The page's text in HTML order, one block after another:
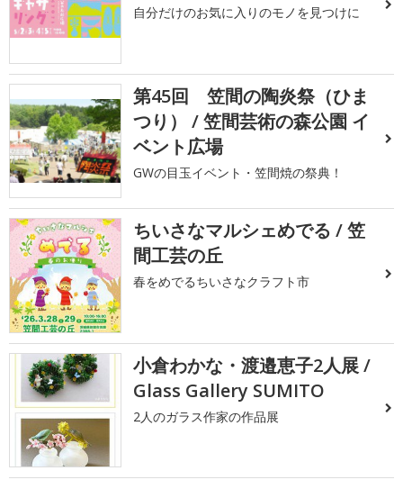
自分だけのお気に入りのモノを見つけに
第45回 笠間の陶炎祭（ひま
つり） / 笠間芸術の森公園 イ
ベント広場
GWの目玉イベント・笠間焼の祭典！
ちいさなマルシェめでる / 笠
間工芸の丘
春をめでるちいさなクラフト市
小倉わかな・渡邉恵子2人展 /
Glass Gallery SUMITO
2人のガラス作家の作品展